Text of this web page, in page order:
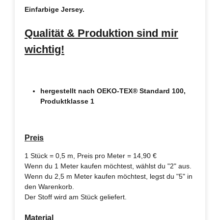
Einfarbige Jersey.
Qualität & Produktion sind mir
wichtig!
hergestellt nach OEKO-TEX® Standard 100,
Produktklasse 1
Preis
1 Stück = 0,5 m, Preis pro Meter = 14,90 €
Wenn du 1 Meter kaufen möchtest, wählst du "2" aus.
Wenn du 2,5 m Meter kaufen möchtest, legst du "5" in
den Warenkorb.
Der Stoff wird am Stück geliefert.
Material